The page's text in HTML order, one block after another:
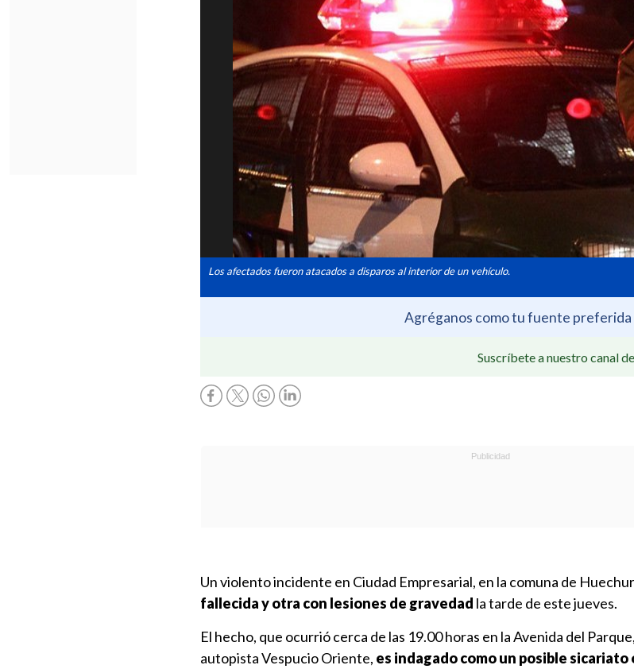
Los afectados fueron atacados a disparos al interior de un vehículo.
Agréganos como tu fuente preferida
Suscríbete a nuestro canal de
Un violento incidente en Ciudad Empresarial, en la comuna de
fallecida y otra con lesiones de gravedad la tarde de este jueves.
El hecho, que ocurrió cerca de las 19.00 horas en la Avenida del
autopista Vespucio Oriente, es indagado como un posible